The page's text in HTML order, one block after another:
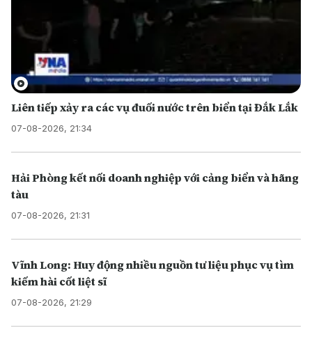
Liên tiếp xảy ra các vụ đuối nước trên biển tại Đắk Lắk
07-08-2026, 21:34
Hải Phòng kết nối doanh nghiệp với cảng biển và hãng
tàu
07-08-2026, 21:31
Vĩnh Long: Huy động nhiều nguồn tư liệu phục vụ tìm
kiếm hài cốt liệt sĩ
07-08-2026, 21:29